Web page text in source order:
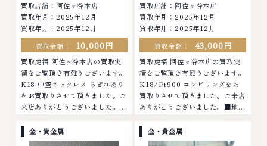
買取店舗：阿佐ヶ谷本店
買取年月： 2025年12月
買取年月： 2025年12月
買取金額：
10,000円
買取虎福 阿佐ヶ谷本店の買取実
績をご覧頂き有難うございます。
K18 中空ネックレス ちぎれあり
をお買取りさせて頂きました。ご
来店ありがとうございました。■
ダイヤモンド ブランド品 ブラン
ド衣類 お酒買取りのことなら、
買取店舗：阿佐ヶ谷本店
買取年月： 2025年12月
買取年月： 2025年12月
買取金額：
43,000円
買取虎福 阿佐ヶ谷本店の買取実
績をご覧頂き有難うございます。
K18/Pt900 コンビリングをお
買取りさせて頂きました。ご来店
ありがとうございました。■地域
ヤモンド ブランド品 ブランド衣
類 お酒買取りのことなら、お任
金・貴金属 金・貴金属